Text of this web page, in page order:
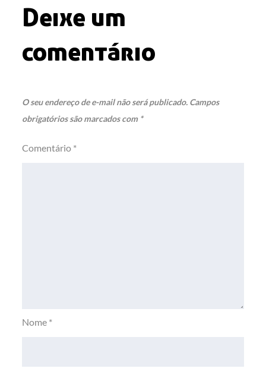
Deixe um
comentário
O seu endereço de e-mail não será publicado. Campos
obrigatórios são marcados com *
Comentário *
Nome *